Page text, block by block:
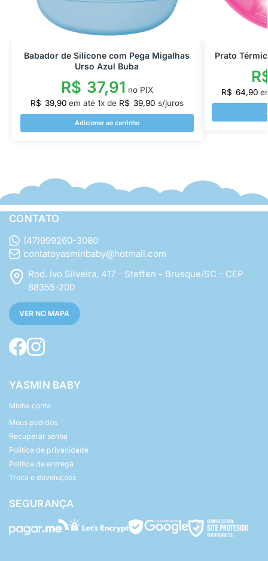
Babador de Silicone com Pega Migalhas
Urso Azul Buba
R$ 37,91 no PIX
R$ 39,90 em até 1x de R$ 39,90 s/juros
Adicionar ao carrinho
Prato
R$ 64,90
CONTATO
(47)999260-3080
contatoyasminbaby@hotmail.com
Rod. Ivo Silveira, 417 - Steffen - Brusque/SC - CEP
88355-200
VER NO MAPA
YASMIN BABY
Minha conta
Meus pedidos
Recuperar senha
Política de privacidade
Política de entrega
Troca e devoluções
SEGURANÇA